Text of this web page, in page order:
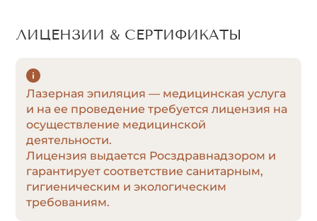
ЛИЦЕНЗИИ & СЕРТИФИКАТЫ
Лазерная эпиляция — медицинская услуга
и на ее проведение требуется лицензия на
осуществление медицинской
деятельности.
Лицензия выдается Росздравнадзором и
гарантирует соответствие санитарным,
гигиеническим и экологическим
требованиям.